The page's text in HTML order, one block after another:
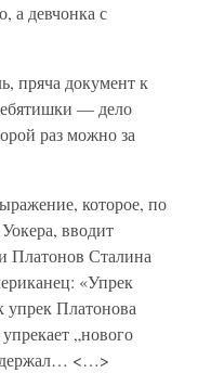
а девчонка с
пряча документ к
— дело
раз можно за
которое, по
вводит
Платонов Сталина
«Упрек
упрек Платонова
„нового
<…>